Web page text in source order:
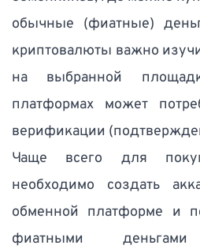
обычные (фиатные)
криптовалюты важно
на выбранной
платформах может
верификации
Чаще всего для
необходимо создать
обменной платформе и
фиатными